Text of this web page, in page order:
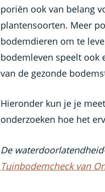
poriën ook van belang
plantensoorten. Meer
bodemdieren om te
bodemleven speelt ook
van de gezonde
Hieronder kun je je
onderzoeken hoe het
De
Tuinbodemcheck van